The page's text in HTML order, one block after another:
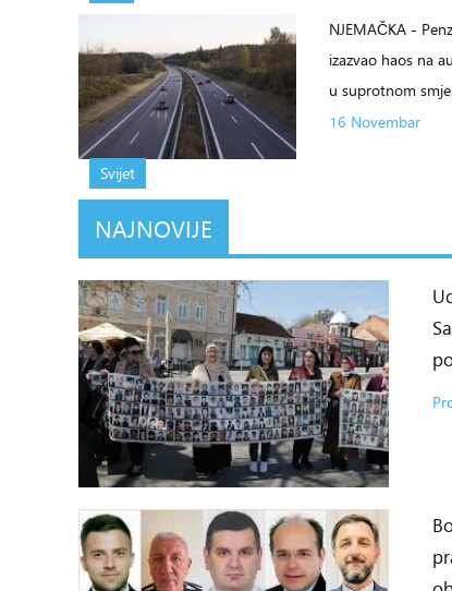
Svijet
NJEMAČKA -
izazvao haos na
u suprotnom
16 Novembar
NAJNOVIJE